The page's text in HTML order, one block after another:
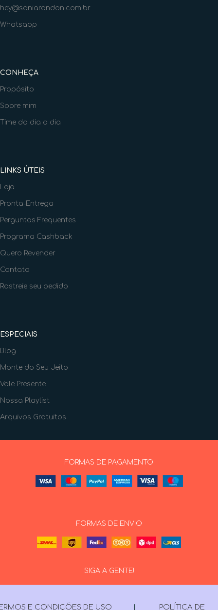
hey@soniarondon.com.br
Whatsapp
CONHEÇA
Propósito
Sobre mim
Time do dia a dia
LINKS ÚTEIS
Loja
Pronta-Entrega
Perguntas Frequentes
Programa Cashback
Quero Revender
Contato
Rastreie seu pedido
ESPECIAIS
Blog
Monte do Seu Jeito
Vale Presente
Nossa Playlist
Arquivos Gratuitos
FORMAS DE PAGAMENTO
FORMAS DE ENVIO
SIGA A GENTE!
E CONDIÇÕES DE USO POLÍTICA DE